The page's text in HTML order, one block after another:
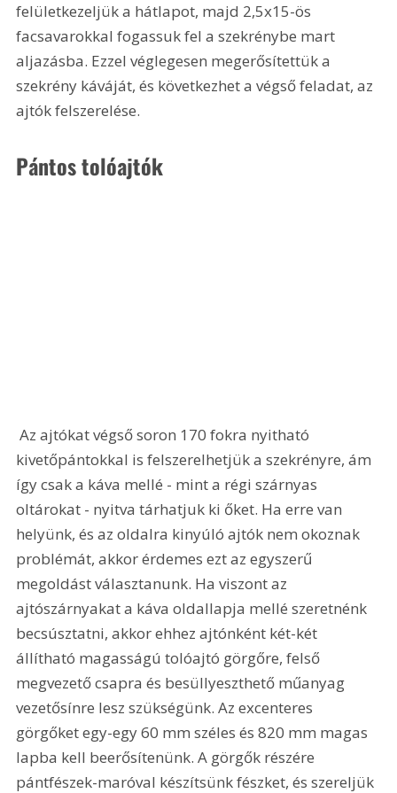
felületkezeljük a hátlapot, majd 2,5x15-ös
facsavarokkal fogassuk fel a szekrénybe mart
aljazásba. Ezzel véglegesen megerősítettük a
szekrény káváját, és következhet a végső feladat, az
ajtók felszerelése.
Pántos tolóajtók
Az ajtókat végső soron 170 fokra nyitható
kivetőpántokkal is felszerelhetjük a szekrényre, ám
így csak a káva mellé - mint a régi szárnyas
oltárokat - nyitva tárhatjuk ki őket. Ha erre van
helyünk, és az oldalra kinyúló ajtók nem okoznak
problémát, akkor érdemes ezt az egyszerű
megoldást választanunk. Ha viszont az
ajtószárnyakat a káva oldallapja mellé szeretnénk
becsúsztatni, akkor ehhez ajtónként két-két
állítható magasságú tolóajtó görgőre, felső
megvezető csapra és besüllyeszthető műanyag
vezetősínre lesz szükségünk. Az excenteres
görgőket egy-egy 60 mm széles és 820 mm magas
lapba kell beerősítenünk. A görgők részére
pántfészek-maróval készítsünk fészket, és szereljük